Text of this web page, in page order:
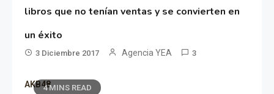
libros que no tenían ventas y se convierten en
un éxito
3 Diciembre 2017 Agencia YEA 3
4 MINS READ
AKB48